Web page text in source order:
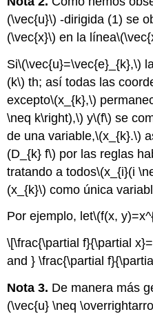
(\vec{u}\) -dirigida (1) se
(\vec{x}\) en la línea
Si\(\vec{u}=\vec{e}_{k},\)
(k\) th; así todas las
excepto\(x_{k},\)
\neq k\right),\) y\(f\) se
de una variable,\(x_{k}.\)
(D_{k} f\) por las reglas
tratando a todos\(x_{i}(i
(x_{k}\) como única
Por ejemplo, let\(f(x,
\[\frac{\partial f}{\partial
and } \frac{\partial
Nota 3. De manera más
(\vec{u} \neq